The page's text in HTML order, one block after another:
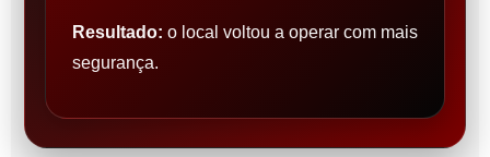
Resultado: o local voltou a operar com mais
segurança.